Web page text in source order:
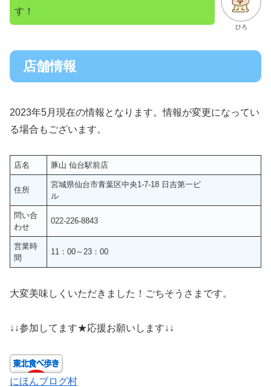
ひろ
す！
店舗情報
2023年5月現在の情報となります。情報が変更になってい
る場合もございます。
店名 豚山 仙台駅前店
住所
宮城県仙台市青葉区中央1-7-18 日吉第一ビ
ル
問い合
わせ
022-226-8843
営業時
間
11：00～23：00
大変美味しくいただきました！ごちそうさまです。
↓↓参加してます★応援お願いします↓↓
にほんブログ村